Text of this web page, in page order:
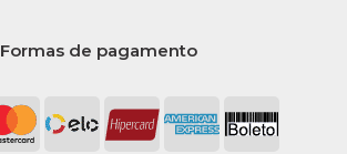
Formas de pagamento